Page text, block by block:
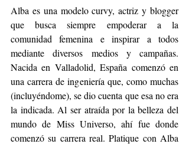
Alba es una modelo curvy, actriz y blogger
que busca siempre empoderar a la
comunidad femenina e inspirar a todos
mediante diversos medios y campañas.
Nacida en Valladolid, España comenzó en
una carrera de ingeniería que, como muchas
(incluyéndome), se dio cuenta que esa no era
la indicada. Al ser atraída por la belleza del
mundo de Miss Universo, ahí fue donde
comenzó su carrera real. Platique con Alba